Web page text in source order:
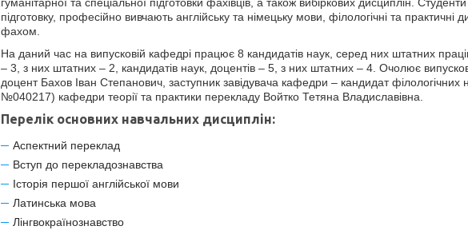
підготовку, професійно вивчають англійську та німецьку мови, філологічні та практичні
фахом.
На даний час на випусковій кафедрі працює 8 кандидатів наук, серед них штатних
– 3, з них штатних – 2, кандидатів наук, доцентів – 5, з них штатних – 4. Очолює
доцент Бахов Іван Степанович, заступник завідувача кафедри – кандидат
№040217) кафедри теорії та практики перекладу Войтко Тетяна Владиславівна.
Перелік основних навчальних дисциплін:
Аспектний переклад
Вступ до перекладознавства
Історія першої англійської мови
Латинська мова
Лінгвокраїнознавство